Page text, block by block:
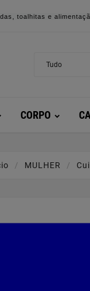
toalhitas e
CORPO
MULHER